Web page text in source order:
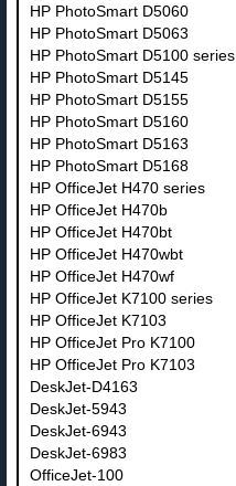
HP PhotoSmart D5060
HP PhotoSmart D5063
HP PhotoSmart D5100 series
HP PhotoSmart D5145
HP PhotoSmart D5155
HP PhotoSmart D5160
HP PhotoSmart D5163
HP PhotoSmart D5168
HP OfficeJet H470 series
HP OfficeJet H470b
HP OfficeJet H470bt
HP OfficeJet H470wbt
HP OfficeJet H470wf
HP OfficeJet K7100 series
HP OfficeJet K7103
HP OfficeJet Pro K7100
HP OfficeJet Pro K7103
DeskJet-D4163
DeskJet-5943
DeskJet-6943
DeskJet-6983
OfficeJet-100